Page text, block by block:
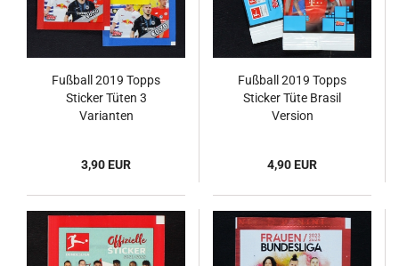
Fußball 2019 Topps
Sticker Tüten 3
Varianten
3,90 EUR
Fußball 2019 Topps
Sticker Tüte Brasil
Version
4,90 EUR